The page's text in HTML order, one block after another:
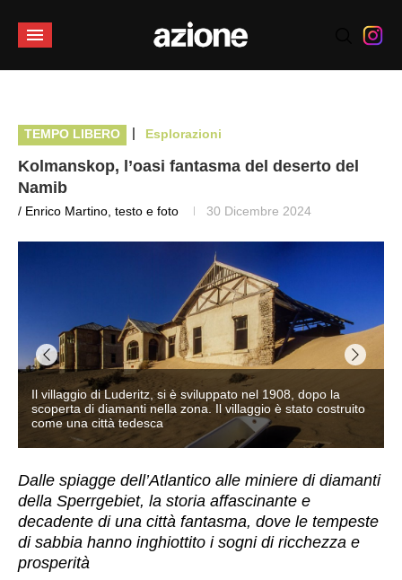
TEMPO LIBERO | Esplorazioni
Kolmanskop, l’oasi fantasma del deserto del
Namib
/ Enrico Martino, testo e foto 30 Dicembre 2024
Il villaggio di Luderitz, si è sviluppato nel 1908, dopo la
scoperta di diamanti nella zona. Il villaggio è stato costruito
come una città tedesca
Dalle spiagge dell’Atlantico alle miniere di diamanti
della Sperrgebiet, la storia affascinante e
decadente di una città fantasma, dove le tempeste
di sabbia hanno inghiottito i sogni di ricchezza e
prosperità